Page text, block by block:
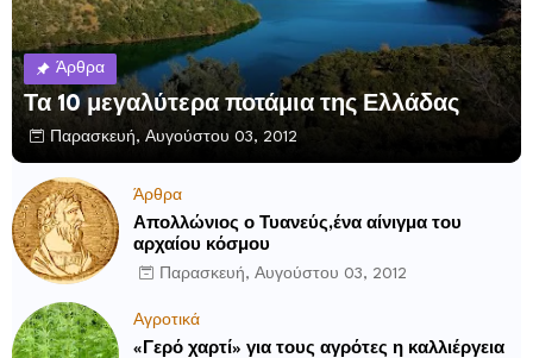
Άρθρα
Τα 10 μεγαλύτερα ποτάμια της Ελλάδας
Παρασκευή, Αυγούστου 03, 2012
Άρθρα
Απολλώνιος ο Τυανεύς,ένα αίνιγμα του
αρχαίου κόσμου
Παρασκευή, Αυγούστου 03, 2012
Αγροτικά
«Γερό χαρτί» για τους αγρότες η καλλιέργεια